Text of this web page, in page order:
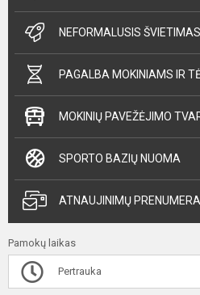
NEFORMALUSIS ŠVIETIMAS
PAGALBA MOKINIAMS IR
MOKINIŲ PAVEŽĖJIMO
SPORTO BAZIŲ NUOMA
ATNAUJINIMŲ
Pamokų laikas
Pertrauka